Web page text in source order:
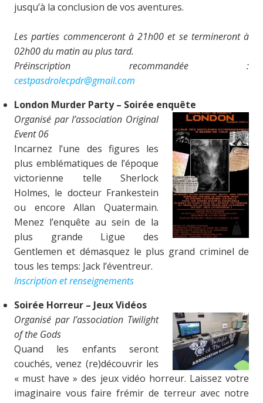
jusqu’à la conclusion de vos aventures.
Les parties commenceront à 21h00 et se termineront à
02h00 du matin au plus tard.
Préinscription recommandée :
cestpasdrolecpdr@gmail.com
London Murder Party – Soirée enquête
Organisé par l’association Original
Event 06
Incarnez l’une des figures les
plus emblématiques de l’époque
victorienne telle Sherlock
Holmes, le docteur Frankestein
ou encore Allan Quatermain.
Menez l’enquête au sein de la
plus grande Ligue des
Gentlemen et démasquez le plus grand criminel de
tous les temps: Jack l’éventreur.
Inscription et renseignements
Soirée Horreur – Jeux Vidéos
Organisé par l’association Twilight
of the Gods
Quand les enfants seront
couchés, venez (re)découvrir les
« must have » des jeux vidéo horreur. Laissez votre
imaginaire vous faire frémir de terreur avec notre